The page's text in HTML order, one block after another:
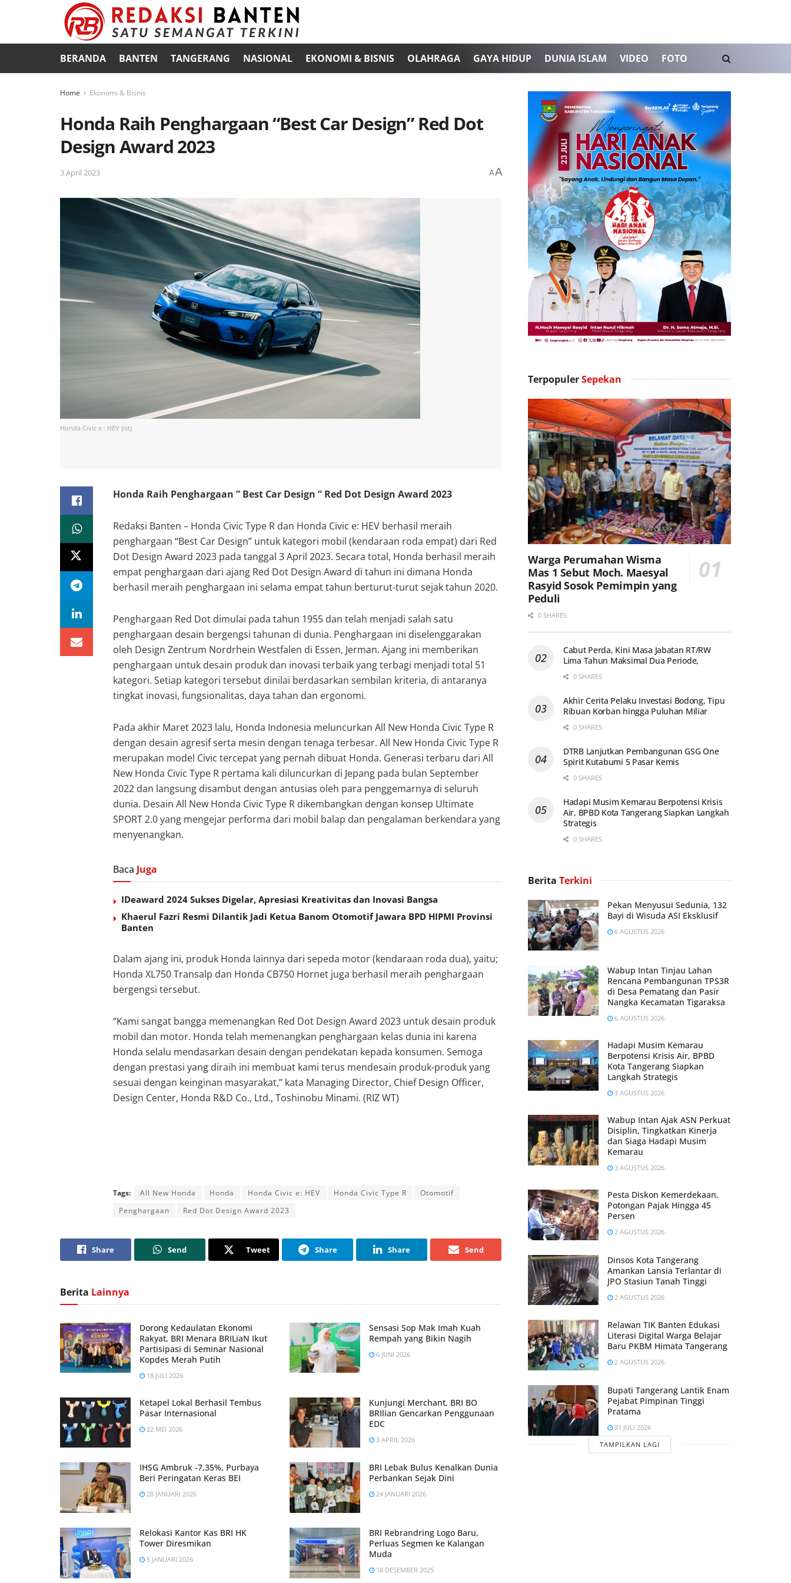
BERANDA BANTEN TANGERANG NASIONAL EKONOMI & BISNIS OLAHRAGA GAYA HIDUP DUNIA ISLAM VIDEO FOTO
Home Ekonomi & Bisnis
Honda Raih Penghargaan “Best Car Design” Red Dot
Design Award 2023
3 April 2023 AA
Honda Civic e : HEV (ist)
Honda Raih Penghargaan ” Best Car Design ” Red Dot Design Award 2023
Redaksi Banten – Honda Civic Type R dan Honda Civic e: HEV berhasil meraih
penghargaan “Best Car Design” untuk kategori mobil (kendaraan roda empat) dari Red
Dot Design Award 2023 pada tanggal 3 April 2023. Secara total, Honda berhasil meraih
empat penghargaan dari ajang Red Dot Design Award di tahun ini dimana Honda
berhasil meraih penghargaan ini selama empat tahun berturut-turut sejak tahun 2020.
Penghargaan Red Dot dimulai pada tahun 1955 dan telah menjadi salah satu
penghargaan desain bergengsi tahunan di dunia. Penghargaan ini diselenggarakan
oleh Design Zentrum Nordrhein Westfalen di Essen, Jerman. Ajang ini memberikan
penghargaan untuk desain produk dan inovasi terbaik yang terbagi menjadi total 51
kategori. Setiap kategori tersebut dinilai berdasarkan sembilan kriteria, di antaranya
tingkat inovasi, fungsionalitas, daya tahan dan ergonomi.
Pada akhir Maret 2023 lalu, Honda Indonesia meluncurkan All New Honda Civic Type R
dengan desain agresif serta mesin dengan tenaga terbesar. All New Honda Civic Type R
merupakan model Civic tercepat yang pernah dibuat Honda. Generasi terbaru dari All
New Honda Civic Type R pertama kali diluncurkan di Jepang pada bulan September
2022 dan langsung disambut dengan antusias oleh para penggemarnya di seluruh
dunia. Desain All New Honda Civic Type R dikembangkan dengan konsep Ultimate
SPORT 2.0 yang mengejar performa dari mobil balap dan pengalaman berkendara yang
menyenangkan.
Baca Juga
IDeaward 2024 Sukses Digelar, Apresiasi Kreativitas dan Inovasi Bangsa
Khaerul Fazri Resmi Dilantik Jadi Ketua Banom Otomotif Jawara BPD HIPMI Provinsi
Banten
Dalam ajang ini, produk Honda lainnya dari sepeda motor (kendaraan roda dua), yaitu;
Honda XL750 Transalp dan Honda CB750 Hornet juga berhasil meraih penghargaan
bergengsi tersebut.
“Kami sangat bangga memenangkan Red Dot Design Award 2023 untuk desain produk
mobil dan motor. Honda telah memenangkan penghargaan kelas dunia ini karena
Honda selalu mendasarkan desain dengan pendekatan kepada konsumen. Semoga
dengan prestasi yang diraih ini membuat kami terus mendesain produk-produk yang
sesuai dengan keinginan masyarakat,” kata Managing Director, Chief Design Officer,
Design Center, Honda R&D Co., Ltd., Toshinobu Minami. (RIZ WT)
Tags: All New Honda Honda Honda Civic e: HEV Honda Civic Type R
Otomotif
Penghargaan
Red Dot Design Award 2023
Share Send Tweet Share Share Send
Berita Lainnya
Dorong Kedaulatan Ekonomi
Rakyat, BRI Menara BRILiaN Ikut
Partisipasi di Seminar Nasional
Kopdes Merah Putih
18 JULI 2026
Sensasi Sop Mak Imah Kuah
Rempah yang Bikin Nagih
6 JUNI 2026
Ketapel Lokal Berhasil Tembus
Pasar Internasional
22 MEI 2026
Kunjungi Merchant, BRI BO
BRIlian Gencarkan Penggunaan
EDC
3 APRIL 2026
IHSG Ambruk -7,35%, Purbaya
Beri Peringatan Keras BEI
28 JANUARI 2026
BRI Lebak Bulus Kenalkan Dunia
Perbankan Sejak Dini
24 JANUARI 2026
Relokasi Kantor Kas BRI HK
Tower Diresmikan
5 JANUARI 2026
BRI Rebrandring Logo Baru,
Perluas Segmen ke Kalangan
Muda
18 DESEMBER 2025
TerpopulerSepekan
Warga Perumahan Wisma
Mas 1 Sebut Moch. Maesyal
Rasyid Sosok Pemimpin yang
Peduli
0 SHARES
Cabut Perda, Kini Masa Jabatan RT/RW
Lima Tahun Maksimal Dua Periode,
0 SHARES
Akhir Cerita Pelaku Investasi Bodong, Tipu
Ribuan Korban hingga Puluhan Miliar
0 SHARES
DTRB Lanjutkan Pembangunan GSG One
Spirit Kutabumi 5 Pasar Kemis
0 SHARES
Hadapi Musim Kemarau Berpotensi Krisis
Air, BPBD Kota Tangerang Siapkan Langkah
Strategis
0 SHARES
Berita Terkini
Pekan Menyusui Sedunia, 132
Bayi di Wisuda ASI Eksklusif
6 AGUSTUS 2026
Wabup Intan Tinjau Lahan
Rencana Pembangunan TPS3R
di Desa Pematang dan Pasir
Nangka Kecamatan Tigaraksa
6 AGUSTUS 2026
Hadapi Musim Kemarau
Berpotensi Krisis Air, BPBD
Kota Tangerang Siapkan
Langkah Strategis
3 AGUSTUS 2026
Wabup Intan Ajak ASN Perkuat
Disiplin, Tingkatkan Kinerja
dan Siaga Hadapi Musim
Kemarau
3 AGUSTUS 2026
Pesta Diskon Kemerdekaan,
Potongan Pajak Hingga 45
Persen
2 AGUSTUS 2026
Dinsos Kota Tangerang
Amankan Lansia Terlantar di
JPO Stasiun Tanah Tinggi
2 AGUSTUS 2026
Relawan TIK Banten Edukasi
Literasi Digital Warga Belajar
Baru PKBM Himata Tangerang
2 AGUSTUS 2026
Bupati Tangerang Lantik Enam
Pejabat Pimpinan Tinggi
Pratama
31 JULI 2026
TAMPILKAN LAGI